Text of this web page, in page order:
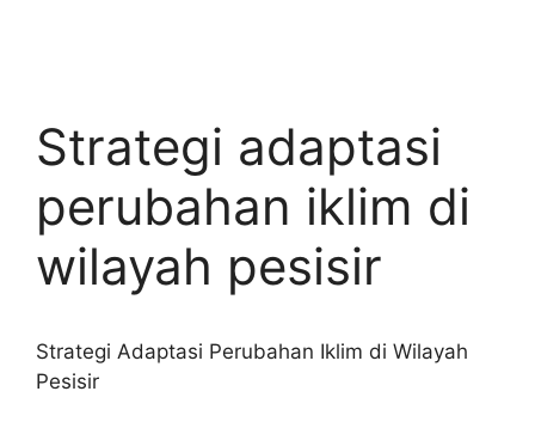
Strategi adaptasi
perubahan iklim di
wilayah pesisir
Strategi Adaptasi Perubahan Iklim di Wilayah
Pesisir